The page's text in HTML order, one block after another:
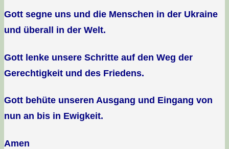
Gott segne uns und die Menschen in der Ukraine
und überall in der Welt.
Gott lenke unsere Schritte auf den Weg der
Gerechtigkeit und des Friedens.
Gott behüte unseren Ausgang und Eingang von
nun an bis in Ewigkeit.
Amen